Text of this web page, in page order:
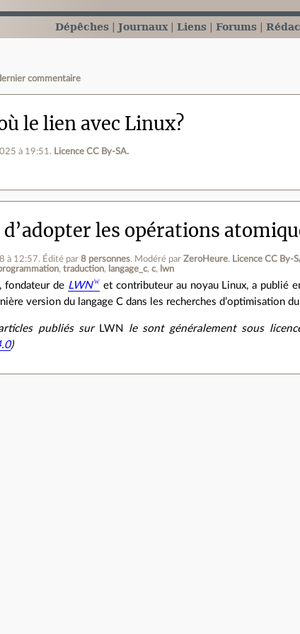
Dépêches Journaux Liens Forums
commentaire
le lien avec Linux?
à 19:51 . Licence CC By‑SA.
les opérations
à 12:57. Édité par8 personnes. Modéré parZeroHeure. Licence CC
traduction langage_c c lwn
fondateur de LWN
et contributeur au noyau Linux, a publié
version du langage C dans les recherches d’optimisation
publiés surLWN le sont généralement sous
)